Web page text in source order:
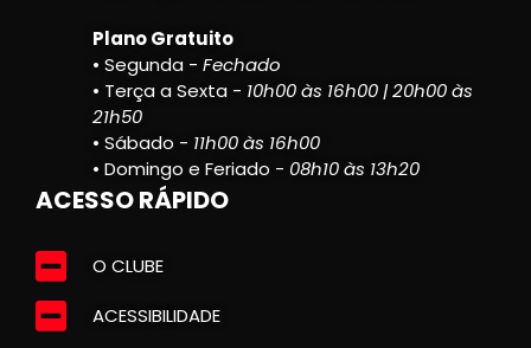
Plano Gratuito
• Segunda - Fechado
• Terça a Sexta - 10h00 às 16h00 | 20h00 às
21h50
• Sábado - 11h00 às 16h00
• Domingo e Feriado - 08h10 às 13h20
ACESSO RÁPIDO
O CLUBE
ACESSIBILIDADE